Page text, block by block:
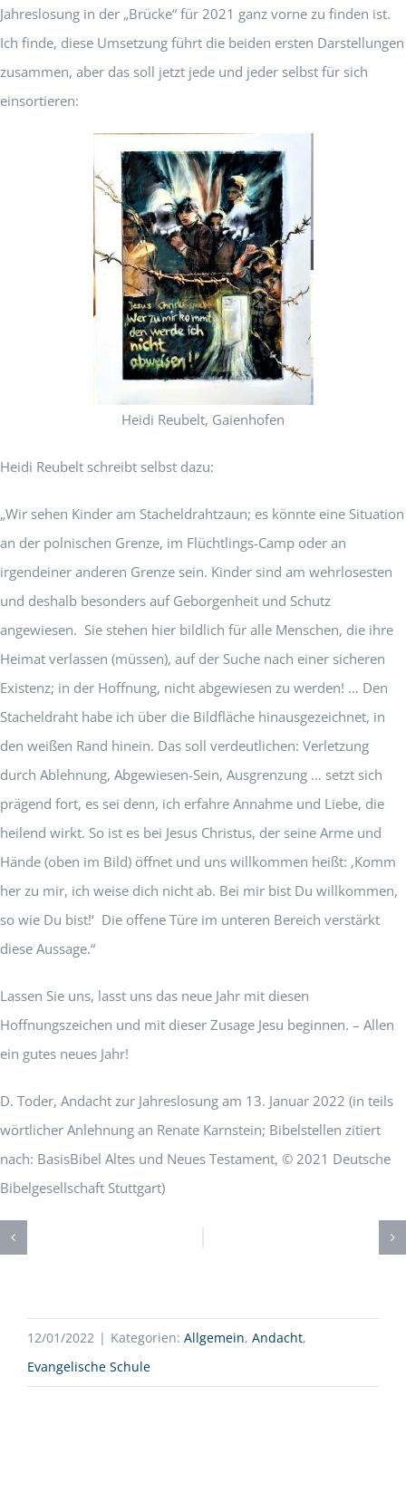
Jahreslosung in der „Brücke“ für 2021 ganz vorne zu finden ist.
Ich finde, diese Umsetzung führt die beiden ersten Darstellungen
zusammen, aber das soll jetzt jede und jeder selbst für sich
einsortieren:
Heidi Reubelt, Gaienhofen
Heidi Reubelt schreibt selbst dazu:
„Wir sehen Kinder am Stacheldrahtzaun; es könnte eine Situation
an der polnischen Grenze, im Flüchtlings-Camp oder an
irgendeiner anderen Grenze sein. Kinder sind am wehrlosesten
und deshalb besonders auf Geborgenheit und Schutz
angewiesen. Sie stehen hier bildlich für alle Menschen, die ihre
Heimat verlassen (müssen), auf der Suche nach einer sicheren
Existenz; in der Hoffnung, nicht abgewiesen zu werden! … Den
Stacheldraht habe ich über die Bildfläche hinausgezeichnet, in
den weißen Rand hinein. Das soll verdeutlichen: Verletzung
durch Ablehnung, Abgewiesen-Sein, Ausgrenzung … setzt sich
prägend fort, es sei denn, ich erfahre Annahme und Liebe, die
heilend wirkt. So ist es bei Jesus Christus, der seine Arme und
Hände (oben im Bild) öffnet und uns willkommen heißt: ‚Komm
her zu mir, ich weise dich nicht ab. Bei mir bist Du willkommen,
so wie Du bist!‘ Die offene Türe im unteren Bereich verstärkt
diese Aussage.“
Lassen Sie uns, lasst uns das neue Jahr mit diesen
Hoffnungszeichen und mit dieser Zusage Jesu beginnen. – Allen
ein gutes neues Jahr!
D. Toder, Andacht zur Jahreslosung am 13. Januar 2022 (in teils
wörtlicher Anlehnung an Renate Karnstein; Bibelstellen zitiert
nach: BasisBibel Altes und Neues Testament, © 2021 Deutsche
Bibelgesellschaft Stuttgart)
12/01/2022 | Kategorien: Allgemein, Andacht,
Evangelische Schule